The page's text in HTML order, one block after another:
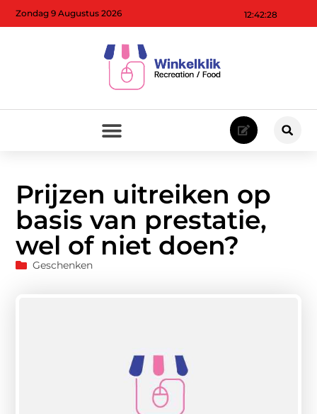
12:42:29
Zondag 9 Augustus 2026
Prijzen uitreiken op
basis van prestatie,
wel of niet doen?
Geschenken